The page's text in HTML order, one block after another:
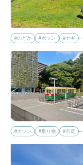
#のどか #ポツン #ヤギ
#ポツン #乗り物 #市電 …